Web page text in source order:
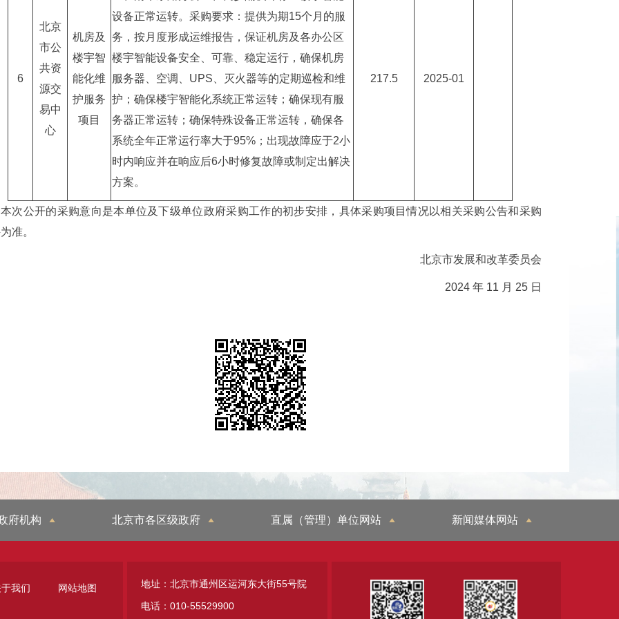
6
北京
市公
共资
源交
易中
心
机房及
楼宇智
能化维
护服务
项目
设备正常运转。采购要求：提供为期15个月的服
务，按月度形成运维报告，保证机房及各办公区
楼宇智能设备安全、可靠、稳定运行，确保机房
服务器、空调、UPS、灭火器等的定期巡检和维
护；确保楼宇智能化系统正常运转；确保现有服
务器正常运转；确保特殊设备正常运转，确保各
系统全年正常运行率大于95%；出现故障应于2小
时内响应并在响应后6小时修复故障或制定出解决
方案。
217.5 2025-01
本次公开的采购意向是本单位及下级单位政府采购工作的初步安排，具体采购项目情况以相关采购公告和采购
准。
北京市发展和改革委员会
2024 年 11 月 25 日
府机构 北京市各区级政府 直属（管理）单位网站 新闻媒体网站
我们 网站地图
地址：北京市通州区运河东大街55号院
电话：010-55529900